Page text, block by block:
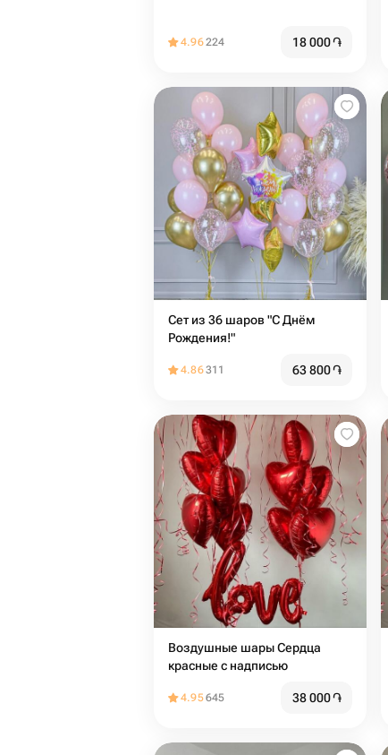
4.96224 18 000֏
Сет из 36 шаров "С Днём
Рождения!"
4.86311 63 800֏
Воздушные шары Сердца
красные с надписью
4.95645 38 000֏